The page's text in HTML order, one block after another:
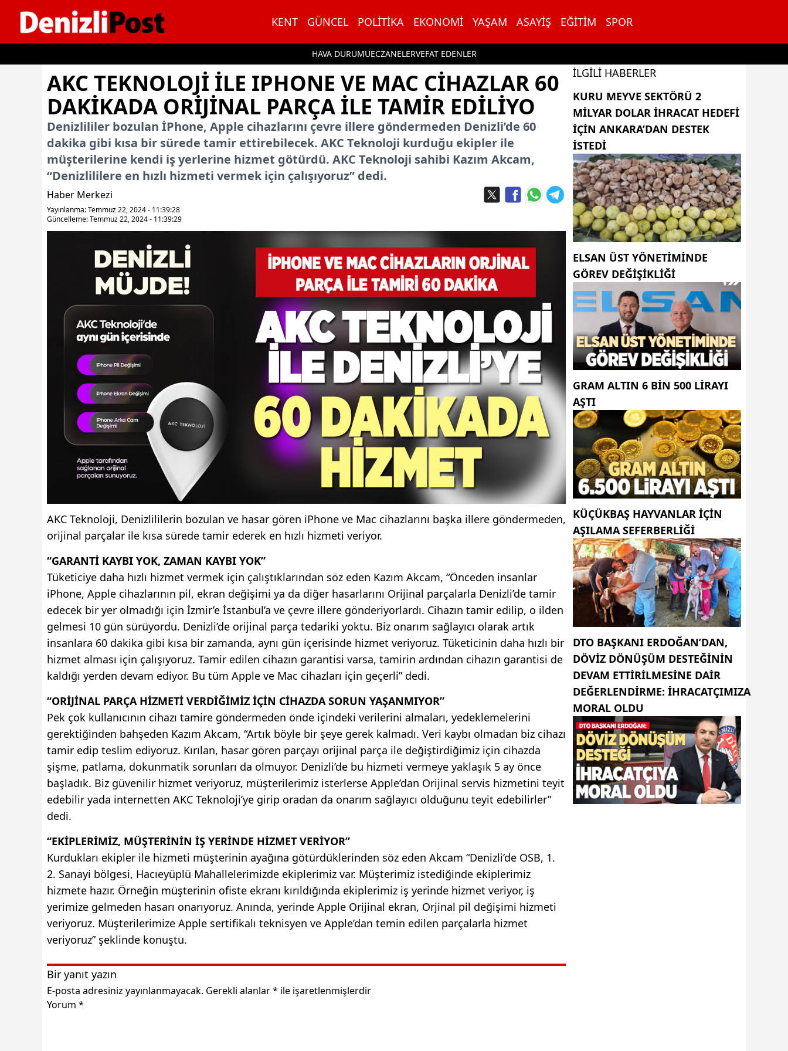
KENT GÜNCEL POLITIKA EKONOMI YAŞAM ASAYIŞ EĞITIM SPOR
HAVA DURUMUECZANELERVEFAT EDENLER
AKC TEKNOLOJI ILE IPHONE VE MAC CIHAZLAR 60
DAKIKADA ORIJINAL PARÇA ILE TAMIR EDILIYO
Denizlililer bozulan İPhone, Apple cihazlarını çevre illere göndermeden Denizli’de 60
dakika gibi kısa bir sürede tamir ettirebilecek. AKC Teknoloji kurduğu ekipler ile
müşterilerine kendi iş yerlerine hizmet götürdü. AKC Teknoloji sahibi Kazım Akcam,
“Denizlililere en hızlı hizmeti vermek için çalışıyoruz” dedi.
Haber Merkezi
Yayınlanma: Temmuz 22, 2024 - 11:39:28
Güncelleme: Temmuz 22, 2024 - 11:39:29
AKC Teknoloji, Denizlililerin bozulan ve hasar gören iPhone ve Mac cihazlarını başka illere göndermeden,
orijinal parçalar ile kısa sürede tamir ederek en hızlı hizmeti veriyor.
“GARANTİ KAYBI YOK, ZAMAN KAYBI YOK”
Tüketiciye daha hızlı hizmet vermek için çalıştıklarından söz eden Kazım Akcam, “Önceden insanlar
iPhone, Apple cihazlarının pil, ekran değişimi ya da diğer hasarlarını Orijinal parçalarla Denizli’de tamir
edecek bir yer olmadığı için İzmir’e İstanbul’a ve çevre illere gönderiyorlardı. Cihazın tamir edilip, o ilden
gelmesi 10 gün sürüyordu. Denizli’de orijinal parça tedariki yoktu. Biz onarım sağlayıcı olarak artık
insanlara 60 dakika gibi kısa bir zamanda, aynı gün içerisinde hizmet veriyoruz. Tüketicinin daha hızlı bir
hizmet alması için çalışıyoruz. Tamir edilen cihazın garantisi varsa, tamirin ardından cihazın garantisi de
kaldığı yerden devam ediyor. Bu tüm Apple ve Mac cihazları için geçerli” dedi.
“ORİJİNAL PARÇA HİZMETİ VERDİĞİMİZ İÇİN CİHAZDA SORUN YAŞANMIYOR”
Pek çok kullanıcının cihazı tamire göndermeden önde içindeki verilerini almaları, yedeklemelerini
gerektiğinden bahşeden Kazım Akcam, “Artık böyle bir şeye gerek kalmadı. Veri kaybı olmadan biz cihazı
tamir edip teslim ediyoruz. Kırılan, hasar gören parçayı orijinal parça ile değiştirdiğimiz için cihazda
şişme, patlama, dokunmatik sorunları da olmuyor. Denizli’de bu hizmeti vermeye yaklaşık 5 ay önce
başladık. Biz güvenilir hizmet veriyoruz, müşterilerimiz isterlerse Apple’dan Orijinal servis hizmetini teyit
edebilir yada internetten AKC Teknoloji’ye girip oradan da onarım sağlayıcı olduğunu teyit edebilirler”
dedi.
“EKİPLERİMİZ, MÜŞTERİNİN İŞ YERİNDE HİZMET VERİYOR”
Kurdukları ekipler ile hizmeti müşterinin ayağına götürdüklerinden söz eden Akcam “Denizli’de OSB, 1.
2. Sanayi bölgesi, Hacıeyüplü Mahallelerimizde ekiplerimiz var. Müşterimiz istediğinde ekiplerimiz
hizmete hazır. Örneğin müşterinin ofiste ekranı kırıldığında ekiplerimiz iş yerinde hizmet veriyor, iş
yerimize gelmeden hasarı onarıyoruz. Anında, yerinde Apple Orijinal ekran, Orjinal pil değişimi hizmeti
veriyoruz. Müşterilerimize Apple sertifikalı teknisyen ve Apple’dan temin edilen parçalarla hizmet
veriyoruz” şeklinde konuştu.
Bir yanıt yazın
E-posta adresiniz yayınlanmayacak. Gerekli alanlar* ile işaretlenmişlerdir
Yorum *
İLGILI HABERLER
KURU MEYVE SEKTÖRÜ 2
MILYAR DOLAR IHRACAT HEDEFI
IÇIN ANKARA’DAN DESTEK
ISTEDI
ELSAN ÜST YÖNETIMINDE
GÖREV DEĞIŞIKLIĞI
GRAM ALTIN 6 BIN 500 LIRAYI
AŞTI
KÜÇÜKBAŞ HAYVANLAR İÇİN
AŞILAMA SEFERBERLİĞİ
DTO BAŞKANI ERDOĞAN’DAN,
DÖVIZ DÖNÜŞÜM DESTEĞININ
DEVAM ETTIRILMESINE DAIR
DEĞERLENDIRME: İHRACATÇIMIZA
MORAL OLDU